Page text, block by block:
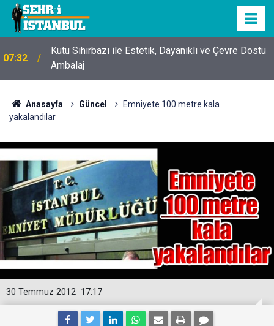
07:32
Kutu Sihirbazı ile Estetik, Dayanıklı ve Çevre Dostu
Ambalaj
Anasayfa Güncel
Emniyete 100 metre kala
yakalandılar
17:17
30 Temmuz 2012